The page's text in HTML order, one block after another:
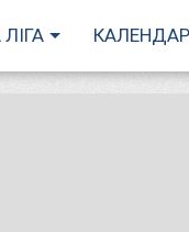
КАЛЕНДАР